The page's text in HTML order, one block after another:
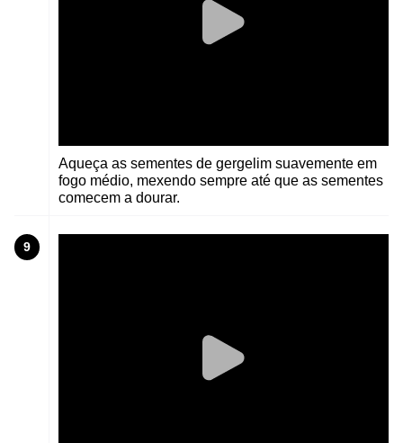
Aqueça as sementes de gergelim suavemente em
fogo médio, mexendo sempre até que as sementes
comecem a dourar.
9